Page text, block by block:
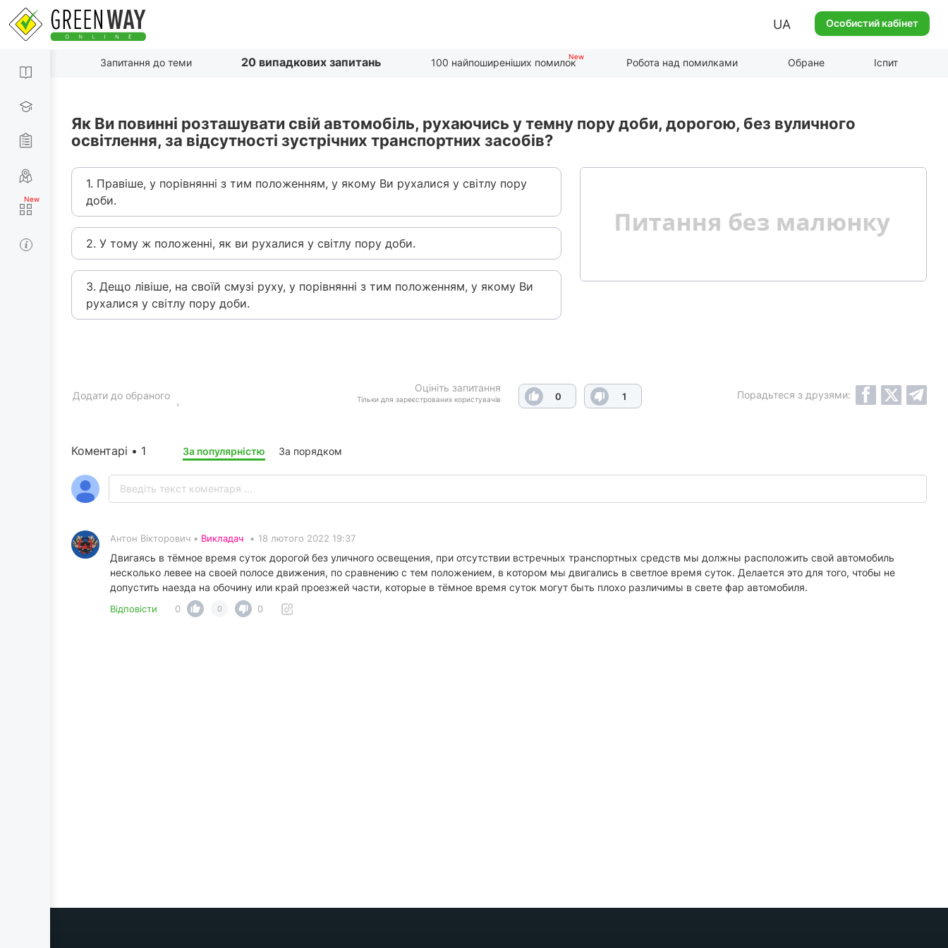
UA Особистий кабінет
Запитання до теми 20 випадкових запитань 100 найпоширеніших помилок Робота над помилками Обране Іспит
Як Ви повинні розташувати свій автомобіль, рухаючись у темну пору доби, дорогою, без вуличного
освітлення, за відсутності зустрічних транспортних засобів?
1. Правіше, у порівнянні з тим положенням, у якому Ви рухалися у світлу пору
доби.
2. У тому ж положенні, як ви рухалися у світлу пору доби.
3. Дещо лівіше, на своїй смузі руху, у порівнянні з тим положенням, у якому Ви
рухалися у світлу пору доби.
Оцініть запитання
Тільки для зареєстрованих користувачів 0 1
Додати до обраного Порадьтеся з друзями:
Коментарі • 1 За популярністю За порядком
Антон Вікторович • Викладач • 18 лютого 2022 19:37
Двигаясь в тёмное время суток дорогой без уличного освещения, при отсутствии встречных транспортных средств мы должны расположить свой автомобиль
несколько левее на своей полосе движения, по сравнению с тем положением, в котором мы двигались в светлое время суток. Делается это для того, чтобы не
допустить наезда на обочину или край проезжей части, которые в тёмное время суток могут быть плохо различимы в свете фар автомобиля.
Відповісти 0 0 0